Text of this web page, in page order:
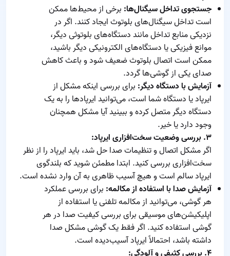
جستجوی تداخل سیگنال‌ها: برخی از محیط‌ها ممکن
است تداخل سیگنال‌های بلوتوث ایجاد کنند. اگر در
نزدیکی منابع تداخل مانند دستگاه‌های بلوتوثی دیگر،
موانع فیزیکی یا دستگاه‌های الکترونیکی دیگر باشید،
ممکن است اتصال بلوتوث ضعیف شود و باعث کاهش
صدای یکی از گوشی‌ها گردد.
آزمایش با دستگاه دیگر: برای بررسی اینکه مشکل از
ایرپاد یا دستگاه شما است، می‌توانید ایرپادها را به یک
دستگاه دیگر متصل کرده و ببینید آیا مشکل همچنان
وجود دارد یا خیر.
۳. بررسی وضعیت سخت‌افزاری ایرپاد:
اگر مشکل اتصال و تنظیمات صدا حل شد، باید ایرپاد را از نظر
سخت‌افزاری بررسی کنید. ابتدا مطمئن شوید که بلندگوی
ایرپاد سالم است و هیچ آسیب ظاهری به آن وارد نشده است.
آزمایش صدا با استفاده از مکالمه: برای بررسی عملکرد
هر گوشی، می‌توانید از مکالمه تلفنی یا استفاده از
اپلیکیشن‌های موسیقی برای بررسی کیفیت صدا در هر
گوشی استفاده کنید. اگر فقط یک گوشی مشکل صدا
داشته باشد، احتمالاً ایرپاد آسیب‌دیده است.
۴. بررسی کثیفی و آلودگی: